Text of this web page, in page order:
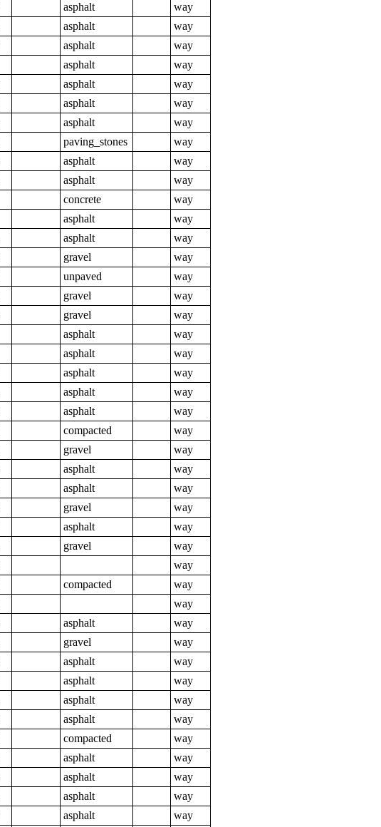
asphalt
way
asphalt
way
asphalt
way
asphalt
way
asphalt
way
asphalt
way
asphalt
way
paving_stones
way
asphalt
way
asphalt
way
concrete
way
asphalt
way
asphalt
way
gravel
way
unpaved
way
gravel
way
gravel
way
asphalt
way
asphalt
way
asphalt
way
asphalt
way
asphalt
way
compacted
way
gravel
way
asphalt
way
asphalt
way
gravel
way
asphalt
way
gravel
way
way
compacted
way
way
asphalt
way
gravel
way
asphalt
way
asphalt
way
asphalt
way
asphalt
way
compacted
way
asphalt
way
asphalt
way
asphalt
way
asphalt way